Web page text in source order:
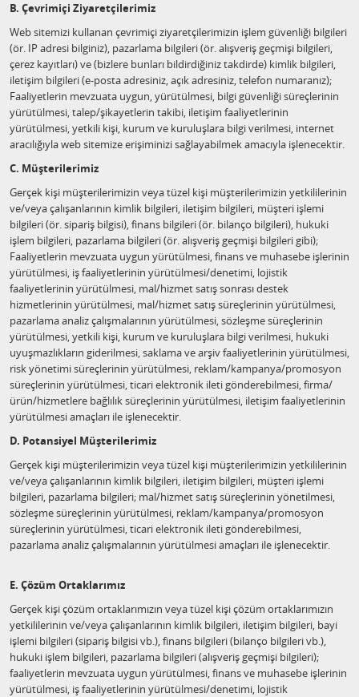
B. Çevrimiçi Ziyaretçilerimiz
Web sitemizi kullanan çevrimiçi ziyaretçilerimizin işlem güvenliği bilgileri
(ör. IP adresi bilginiz), pazarlama bilgileri (ör. alışveriş geçmişi bilgileri,
çerez kayıtları) ve (bizlere bunları bildirdiğiniz takdirde) kimlik bilgileri,
iletişim bilgileri (e-posta adresiniz, açık adresiniz, telefon numaranız);
Faaliyetlerin mevzuata uygun, yürütülmesi, bilgi güvenliği süreçlerinin
yürütülmesi, talep/şikayetlerin takibi, iletişim faaliyetlerinin
yürütülmesi, yetkili kişi, kurum ve kuruluşlara bilgi verilmesi, internet
aracılığıyla web sitemize erişiminizi sağlayabilmek amacıyla işlenecektir.
C. Müşterilerimiz
Gerçek kişi müşterilerimizin veya tüzel kişi müşterilerimizin yetkililerinin
ve/veya çalışanlarının kimlik bilgileri, iletişim bilgileri, müşteri işlemi
bilgileri (ör. sipariş bilgisi), finans bilgileri (ör. bilanço bilgileri), hukuki
işlem bilgileri, pazarlama bilgileri (ör. alışveriş geçmişi bilgileri gibi);
Faaliyetlerin mevzuata uygun yürütülmesi, finans ve muhasebe işlerinin
yürütülmesi, iş faaliyetlerinin yürütülmesi/denetimi, lojistik
faaliyetlerinin yürütülmesi, mal/hizmet satış sonrası destek
hizmetlerinin yürütülmesi, mal/hizmet satış süreçlerinin yürütülmesi,
pazarlama analiz çalışmalarının yürütülmesi, sözleşme süreçlerinin
yürütülmesi, yetkili kişi, kurum ve kuruluşlara bilgi verilmesi, hukuki
uyuşmazlıkların giderilmesi, saklama ve arşiv faaliyetlerinin yürütülmesi,
risk yönetimi süreçlerinin yürütülmesi, reklam/kampanya/promosyon
süreçlerinin yürütülmesi, ticari elektronik ileti gönderebilmesi, firma/
ürün/hizmetlere bağlılık süreçlerinin yürütülmesi, iletişim faaliyetlerinin
yürütülmesi amaçları ile işlenecektir.
D. Potansiyel Müşterilerimiz
Gerçek kişi müşterilerimizin veya tüzel kişi müşterilerimizin yetkililerinin
ve/veya çalışanlarının kimlik bilgileri, iletişim bilgileri, müşteri işlemi
bilgileri, pazarlama bilgileri; mal/hizmet satış süreçlerinin yönetilmesi,
sözleşme süreçlerinin yürütülmesi, reklam/kampanya/promosyon
süreçlerinin yürütülmesi, ticari elektronik ileti gönderebilmesi,
pazarlama analiz çalışmalarının yürütülmesi amaçları ile işlenecektir.
E. Çözüm Ortaklarımız
Gerçek kişi çözüm ortaklarımızın veya tüzel kişi çözüm ortaklarımızın
yetkililerinin ve/veya çalışanlarının kimlik bilgileri, iletişim bilgileri, bayi
işlemi bilgileri (sipariş bilgisi vb.), finans bilgileri (bilanço bilgileri vb.),
hukuki işlem bilgileri, pazarlama bilgileri (alışveriş geçmişi bilgileri);
faaliyetlerin mevzuata uygun yürütülmesi, finans ve muhasebe işlerinin
yürütülmesi, iş faaliyetlerinin yürütülmesi/denetimi, lojistik